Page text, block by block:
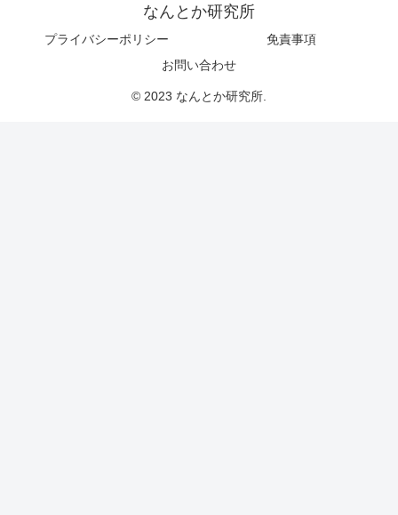
なんとか研究所
プライバシーポリシー
免責事項
お問い合わせ
© 2023 なんとか研究所.